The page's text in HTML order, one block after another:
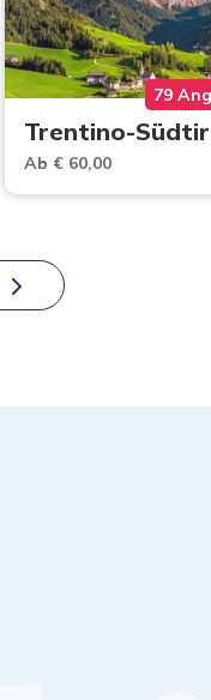
79
Trentino-
Ab € 60,00